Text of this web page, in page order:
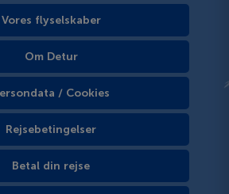
Vores flyselskaber
Om Detur
/ Cookies
Rejsebetingelser
Betal din rejse